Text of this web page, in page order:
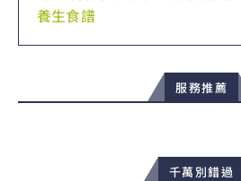
養生食譜
服務推薦
千萬別錯過